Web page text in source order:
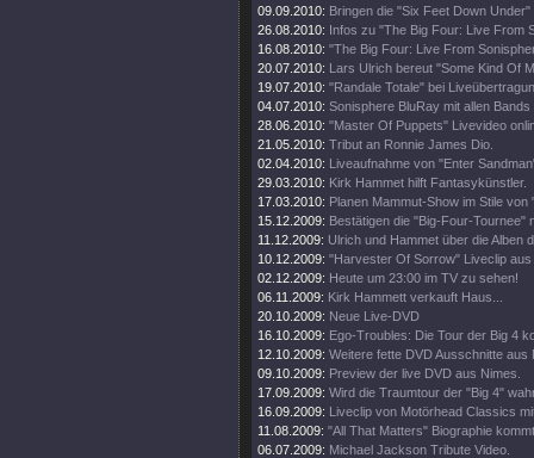
09.09.2010: Bringen die "Six Feet Down Under"
26.08.2010: Infos zu "The Big Four: Live From
16.08.2010: "The Big Four: Live From
20.07.2010: Lars Ulrich bereut "Some Kind Of
19.07.2010: "Randale Totale" bei
04.07.2010: Sonisphere BluRay mit allen Bands
28.06.2010: "Master Of Puppets" Livevideo
21.05.2010: Tribut an Ronnie James Dio.
02.04.2010: Liveaufnahme von "Enter
29.03.2010: Kirk Hammet hilft Fantasykünstler.
17.03.2010: Planen Mammut-Show im Stile von
15.12.2009: Bestätigen die "Big-Four-Tournee"
11.12.2009: Ulrich und Hammet über die Alben
10.12.2009: "Harvester Of Sorrow" Liveclip
02.12.2009: Heute um 23:00 im TV zu sehen!
06.11.2009: Kirk Hammett verkauft Haus...
20.10.2009: Neue Live-DVD
16.10.2009: Ego-Troubles: Die Tour der Big 4
12.10.2009: Weitere fette DVD Ausschnitte aus
09.10.2009: Preview der live DVD aus Nimes.
17.09.2009: Wird die Traumtour der "Big 4"
16.09.2009: Liveclip von Motörhead Classics
11.08.2009: "All That Matters" Biographie
06.07.2009: Michael Jackson Tribute Video.